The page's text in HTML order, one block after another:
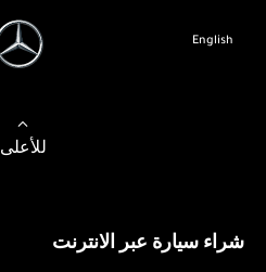
English
للأعلى
شراء سيارة عبر الانترنت